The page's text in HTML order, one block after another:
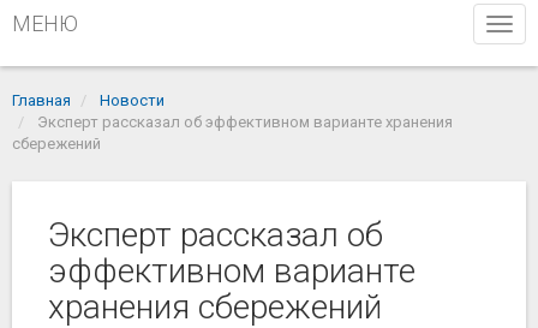
МЕНЮ
Главная
Новости
Эксперт рассказал об эффективном варианте хранения
сбережений
Эксперт рассказал об
эффективном варианте
хранения сбережений